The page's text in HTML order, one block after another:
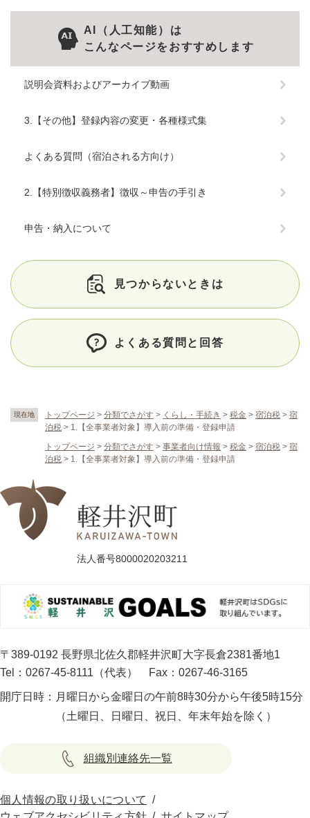
現在地 トップページ > 分類でさがす > くらし・手続き > 税金 > 宿泊税 > 宿
泊税 > 1.【全事業者対象】導入前の準備・登録申請
トップページ > 分類でさがす > 事業者向け情報 > 税金 > 宿泊税 > 宿
泊税 > 1.【全事業者対象】導入前の準備・登録申請
AI（人工知能）は
こんなページをおすすめします
説明会資料およびアーカイブ動画
3.【その他】登録内容の変更・各種様式集
よくある質問（宿泊される方向け）
2.【特別徴収義務者】徴収～申告の手引き
申告・納入について
見つからないときは
よくある質問と回答
法人番号8000020203211
〒389-0192 長野県北佐久郡軽井沢町大字長倉2381番地1
Tel：0267-45-8111（代表）
Fax：0267-46-3165
開庁日時： 月曜日から金曜日の午前8時30分から午後5時15分
（土曜日、日曜日、祝日、年末年始を除く）
組織別連絡先一覧
個人情報の取り扱いについて